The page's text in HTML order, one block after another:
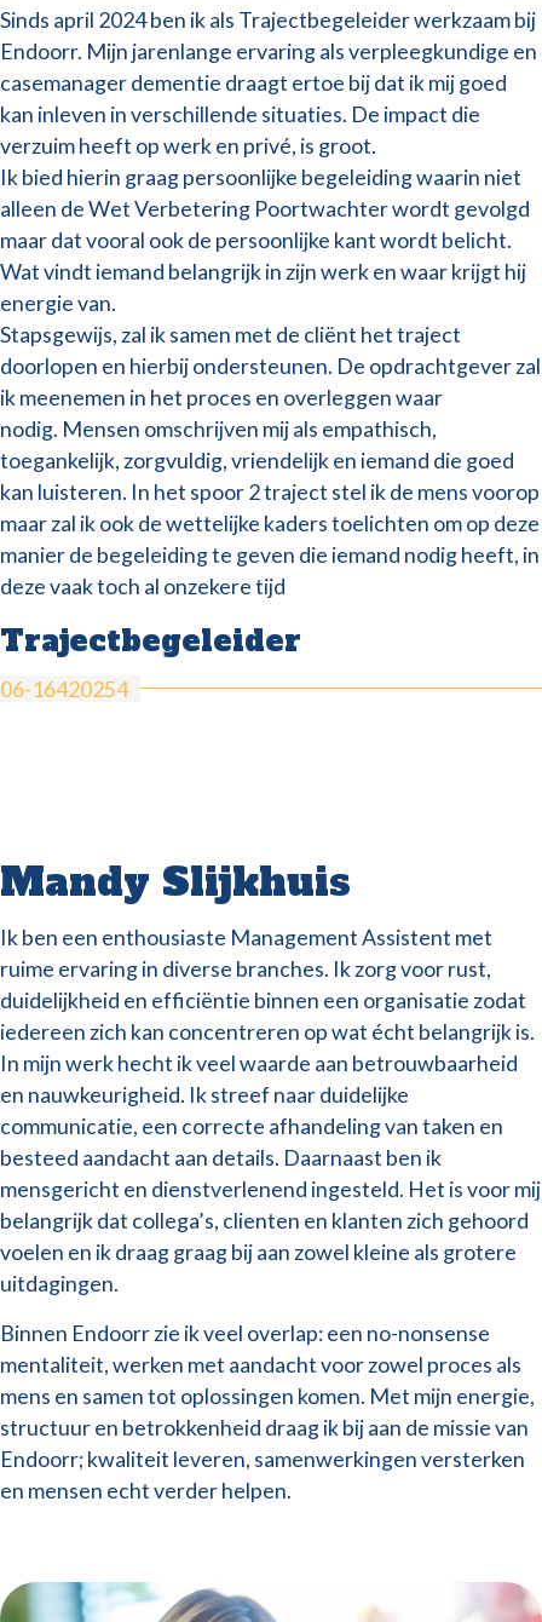
Sinds april 2024 ben ik als Trajectbegeleider werkzaam bij
Endoorr. Mijn jarenlange ervaring als verpleegkundige en
casemanager dementie draagt ertoe bij dat ik mij goed
kan inleven in verschillende situaties. De impact die
verzuim heeft op werk en privé, is groot.
Ik bied hierin graag persoonlijke begeleiding waarin niet
alleen de Wet Verbetering Poortwachter wordt gevolgd
maar dat vooral ook de persoonlijke kant wordt belicht.
Wat vindt iemand belangrijk in zijn werk en waar krijgt hij
energie van.
Stapsgewijs, zal ik samen met de cliënt het traject
doorlopen en hierbij ondersteunen. De opdrachtgever zal
ik meenemen in het proces en overleggen waar
nodig. Mensen omschrijven mij als empathisch,
toegankelijk, zorgvuldig, vriendelijk en iemand die goed
kan luisteren. In het spoor 2 traject stel ik de mens voorop
maar zal ik ook de wettelijke kaders toelichten om op deze
manier de begeleiding te geven die iemand nodig heeft, in
deze vaak toch al onzekere tijd
Trajectbegeleider
06-16420254
Mandy Slijkhuis
Ik ben een enthousiaste Management Assistent met
ruime ervaring in diverse branches. Ik zorg voor rust,
duidelijkheid en efficiëntie binnen een organisatie zodat
iedereen zich kan concentreren op wat écht belangrijk is.
In mijn werk hecht ik veel waarde aan betrouwbaarheid
en nauwkeurigheid. Ik streef naar duidelijke
communicatie, een correcte afhandeling van taken en
besteed aandacht aan details. Daarnaast ben ik
mensgericht en dienstverlenend ingesteld. Het is voor mij
belangrijk dat collega’s, clienten en klanten zich gehoord
voelen en ik draag graag bij aan zowel kleine als grotere
uitdagingen.
Binnen Endoorr zie ik veel overlap: een no-nonsense
mentaliteit, werken met aandacht voor zowel proces als
mens en samen tot oplossingen komen. Met mijn energie,
structuur en betrokkenheid draag ik bij aan de missie van
Endoorr; kwaliteit leveren, samenwerkingen versterken
en mensen echt verder helpen.